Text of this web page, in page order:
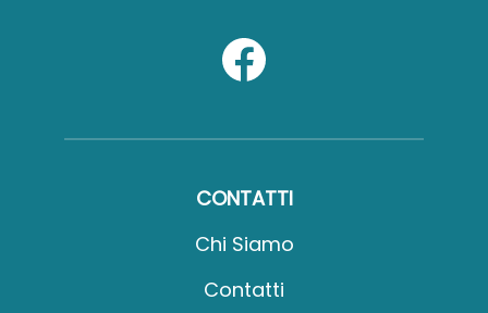
CONTATTI
Chi Siamo
Contatti